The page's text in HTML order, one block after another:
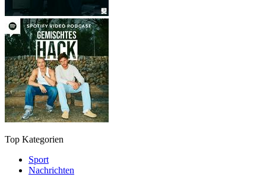
Top Kategorien
Sport
Nachrichten